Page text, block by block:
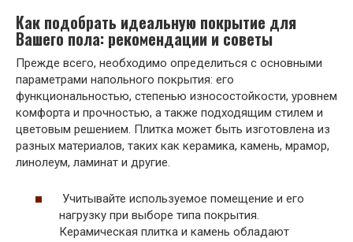
Как подобрать идеальную покрытие для
Вашего пола: рекомендации и советы
Прежде всего, необходимо определиться с основными
параметрами напольного покрытия: его
функциональностью, степенью износостойкости, уровнем
комфорта и прочностью, а также подходящим стилем и
цветовым решением. Плитка может быть изготовлена из
разных материалов, таких как керамика, камень, мрамор,
линолеум, ламинат и другие.
Учитывайте используемое помещение и его
нагрузку при выборе типа покрытия.
Керамическая плитка и камень обладают